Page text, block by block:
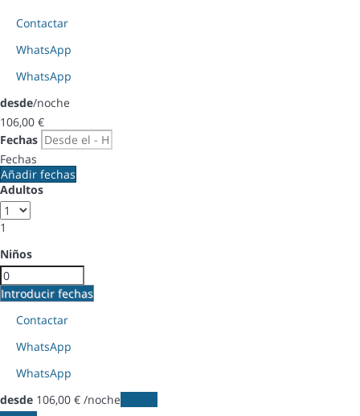
Contactar
WhatsApp
WhatsApp
desde/noche
106,00 €
Fechas
Fechas
Añadir fechas
Adultos
1
Niños
Introducir fechas
Contactar
WhatsApp
WhatsApp
desde 106,00 € /noche